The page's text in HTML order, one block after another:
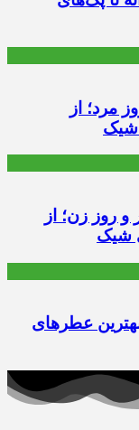
مرد؛ از
شیک
و روز زن؛ از
شیک
بهترین عطرهای